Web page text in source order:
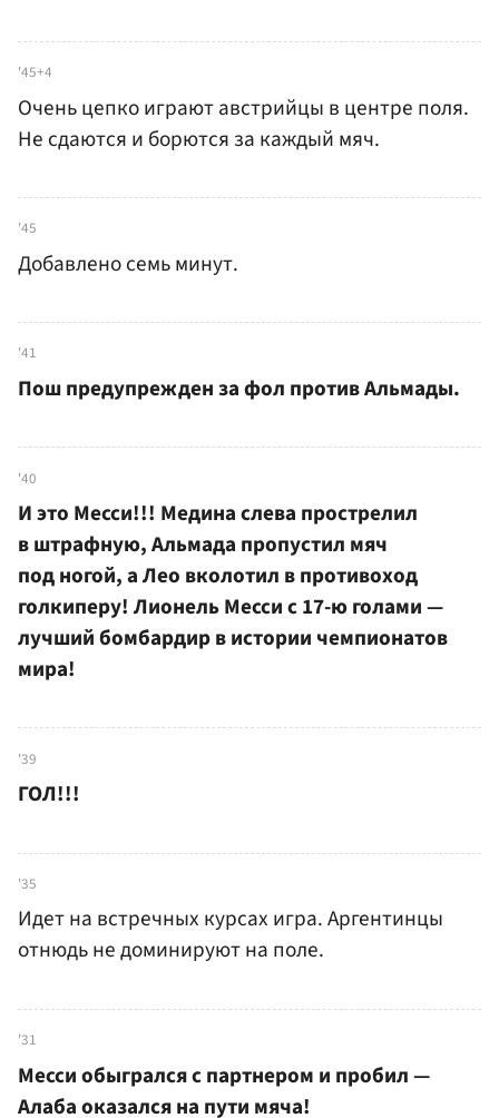
'45+4
Очень цепко играют австрийцы в центре поля.
Не сдаются и борются за каждый мяч.
'45
Добавлено семь минут.
'41
Пош предупрежден за фол против Альмады.
'40
И это Месси!!! Медина слева прострелил
в штрафную, Альмада пропустил мяч
под ногой, а Лео вколотил в противоход
голкиперу! Лионель Месси с 17-ю голами —
лучший бомбардир в истории чемпионатов
мира!
'39
ГОЛ!!!
'35
Идет на встречных курсах игра. Аргентинцы
отнюдь не доминируют на поле.
'31
Месси обыгрался с партнером и пробил —
Алаба оказался на пути мяча!